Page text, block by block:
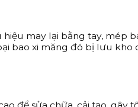
may lại bằng tay, mép
bao xi măng đó bị lưu kho